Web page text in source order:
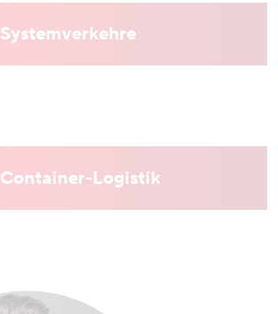
Systemverkehre
Container-Logistik